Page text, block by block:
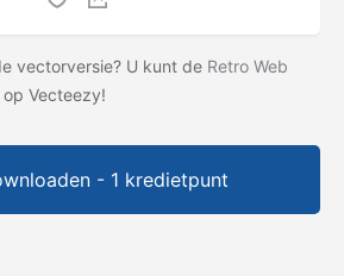
vectorversie? U kunt de Retro Web
Vecteezy!
- 1 kredietpunt